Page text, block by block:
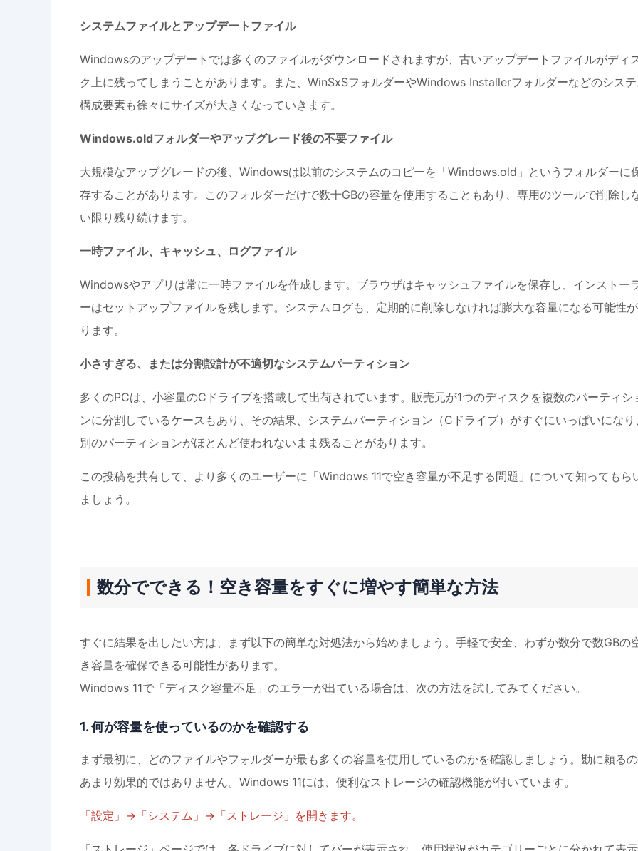
システムファイルとアップデートファイル
Windowsのアップデートでは多くのファイルがダウンロードされますが、古いアップデートファイルがディ
ク上に残ってしまうことがあります。また、WinSxSフォルダーやWindows Installerフォルダーなどのシス
構成要素も徐々にサイズが大きくなっていきます。
Windows.oldフォルダーやアップグレード後の不要ファイル
大規模なアップグレードの後、Windowsは以前のシステムのコピーを「Windows.old」というフォルダーに
存することがあります。このフォルダーだけで数十GBの容量を使用することもあり、専用のツールで削除し
い限り残り続けます。
一時ファイル、キャッシュ、ログファイル
Windowsやアプリは常に一時ファイルを作成します。ブラウザはキャッシュファイルを保存し、インストー
ーはセットアップファイルを残します。システムログも、定期的に削除しなければ膨大な容量になる可能性
ります。
小さすぎる、または分割設計が不適切なシステムパーティション
多くのPCは、小容量のCドライブを搭載して出荷されています。販売元が1つのディスクを複数のパーティシ
ンに分割しているケースもあり、その結果、システムパーティション（Cドライブ）がすぐにいっぱいになり
別のパーティションがほとんど使われないまま残ることがあります。
この投稿を共有して、より多くのユーザーに「Windows 11で空き容量が不足する問題」について知ってもら
ましょう。
数分でできる！空き容量をすぐに増やす簡単な方法
すぐに結果を出したい方は、まず以下の簡単な対処法から始めましょう。手軽で安全、わずか数分で数GBの
き容量を確保できる可能性があります。
Windows 11で「ディスク容量不足」のエラーが出ている場合は、次の方法を試してみてください。
1. 何が容量を使っているのかを確認する
まず最初に、どのファイルやフォルダーが最も多くの容量を使用しているのかを確認しましょう。勘に頼る
あまり効果的ではありません。Windows 11には、便利なストレージの確認機能が付いています。
「設定」→「システム」→「ストレージ」を開きます。